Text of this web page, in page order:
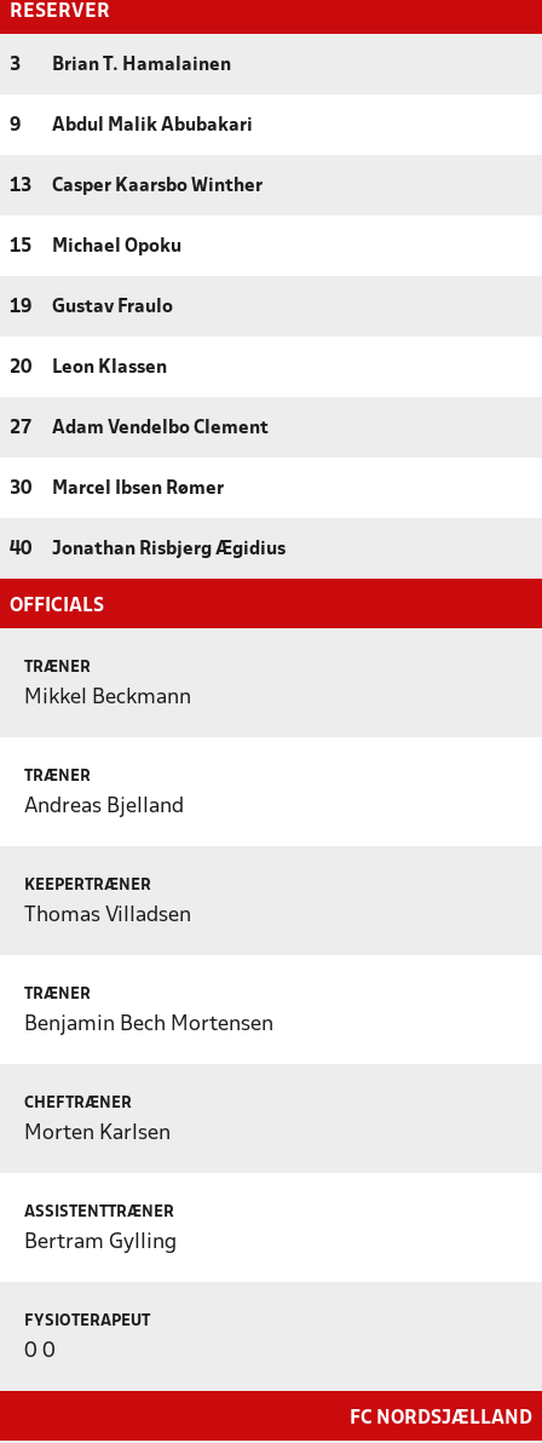
RESERVER
3 Brian T. Hamalainen
9 Abdul Malik Abubakari
13 Casper Kaarsbo Winther
15 Michael Opoku
19 Gustav Fraulo
20 Leon Klassen
27 Adam Vendelbo Clement
30 Marcel Ibsen Rømer
40 Jonathan Risbjerg Ægidius
OFFICIALS
TRÆNER
Mikkel Beckmann
TRÆNER
Andreas Bjelland
KEEPERTRÆNER
Thomas Villadsen
TRÆNER
Benjamin Bech Mortensen
CHEFTRÆNER
Morten Karlsen
ASSISTENTTRÆNER
Bertram Gylling
FYSIOTERAPEUT
0 0
FC NORDSJÆLLAND